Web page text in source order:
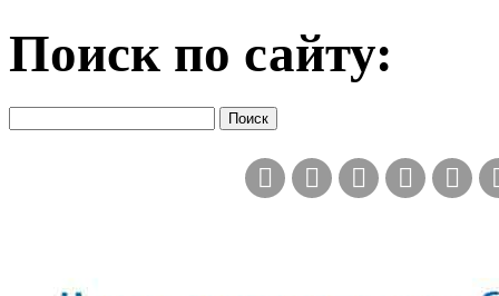
Поиск по сайту: